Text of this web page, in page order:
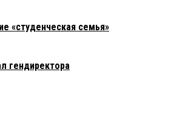
«студенческая семья»
гендиректора